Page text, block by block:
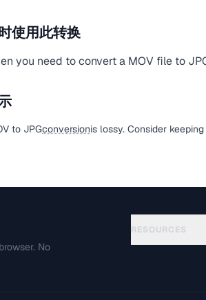
使用此转换
you need to convert a MOV file to
to JPGconversionis lossy. Consider
No
RESOURCES